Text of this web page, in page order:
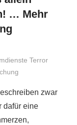
… Mehr
Terror
zwar
dafür eine